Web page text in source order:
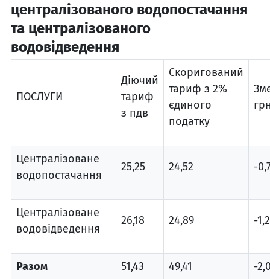
централізованого водопостачання
та централізованого
водовідведення
ПОСЛУГИ
Діючий
тариф
з пдв
Скоригований
тариф з 2%
єдиного
податку
Централізоване
водопостачання
25,25 24,52 -
Централізоване
водовідведення
26,18 24,89 -
Разом 51,43 49,41 -